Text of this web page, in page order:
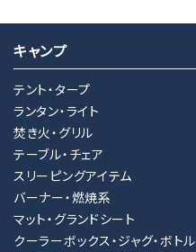
キャンプ
テント・タープ
ランタン・ライト
焚き火・グリル
テーブル・チェア
スリーピングアイテム
バーナー・燃焼系
マット・グランドシート
クーラーボックス・ジャグ・ボトル